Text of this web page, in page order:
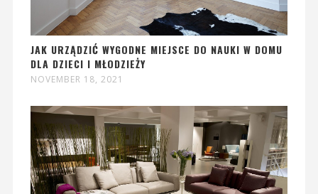
JAK URZĄDZIĆ WYGODNE MIEJSCE DO NAUKI W DOMU
DLA DZIECI I MŁODZIEŻY
NOVEMBER 18, 2021